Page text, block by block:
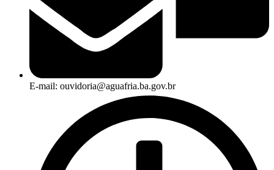
E-mail: ouvidoria@aguafria.ba.gov.br